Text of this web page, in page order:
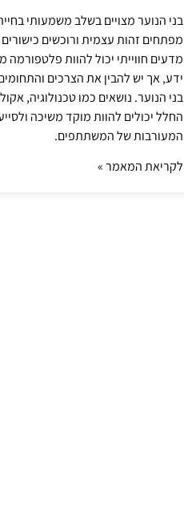
בני הנוער מצויים בשלב משמעותי
מפתחים זהות עצמית ורוכשים
מדעים חווייתי יכול להוות
ידע, אך יש להבין את הצרכים
בני הנוער. נושאים כמו טכנולוגיה,
החלל יכולים להוות מוקד משיכה
המעורבות של המשתתפים.
לקריאת המאמר »